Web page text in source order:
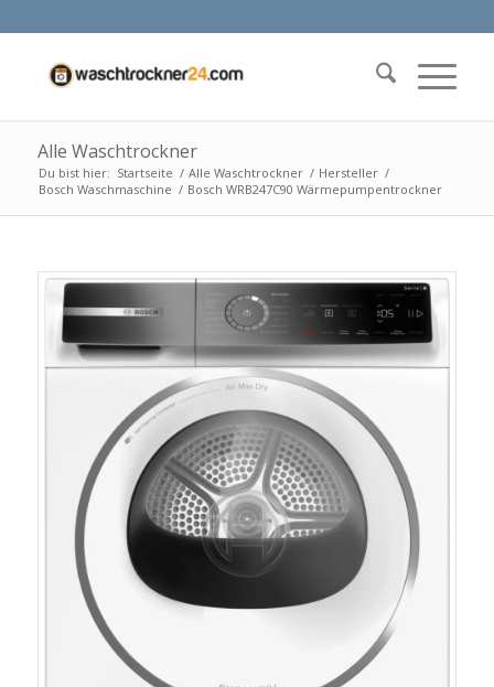
Alle Waschtrockner
Du bist hier: Startseite / Alle Waschtrockner / Hersteller /
Bosch Waschmaschine / Bosch WRB247C90 Wärmepumpentrockner